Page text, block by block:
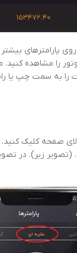
پارامترهای بیشتر
را مشاهده کنید.
را به سمت چپ یا
صفحه کلیک کنید.
زیر). در